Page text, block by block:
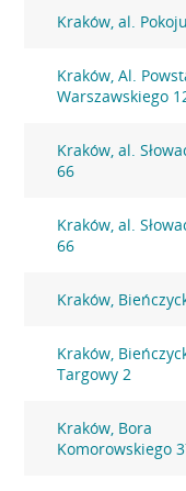
Kraków, al.
Kraków, Al.
Warszawskiego
Kraków, al.
66
Kraków, al.
66
Kraków,
Kraków,
Targowy 2
Kraków, Bora
Komorowskiego